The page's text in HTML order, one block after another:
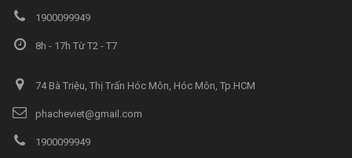
1900099949
8h - 17h Từ T2 - T7
74 Bà Triệu, Thị Trấn Hóc Môn, Hóc Môn, Tp.HCM
phacheviet@gmail.com
1900099949